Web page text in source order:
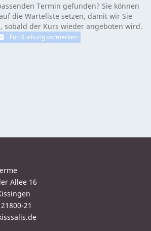
Termin gefunden? Sie können
die Warteliste setzen, damit wir Sie
sobald der Kurs wieder angeboten wird.
Für Buchung vormerken
Allee 16
21